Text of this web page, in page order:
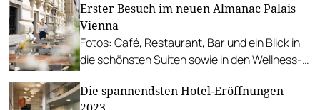
Champagner aus Kristallschalen.
Erster Besuch im neuen Almanac Palais
Vienna
Fotos: Café, Restaurant, Bar und ein Blick in
die schönsten Suiten sowie in den Wellness-
Die spannendsten Hotel-Eröffnungen